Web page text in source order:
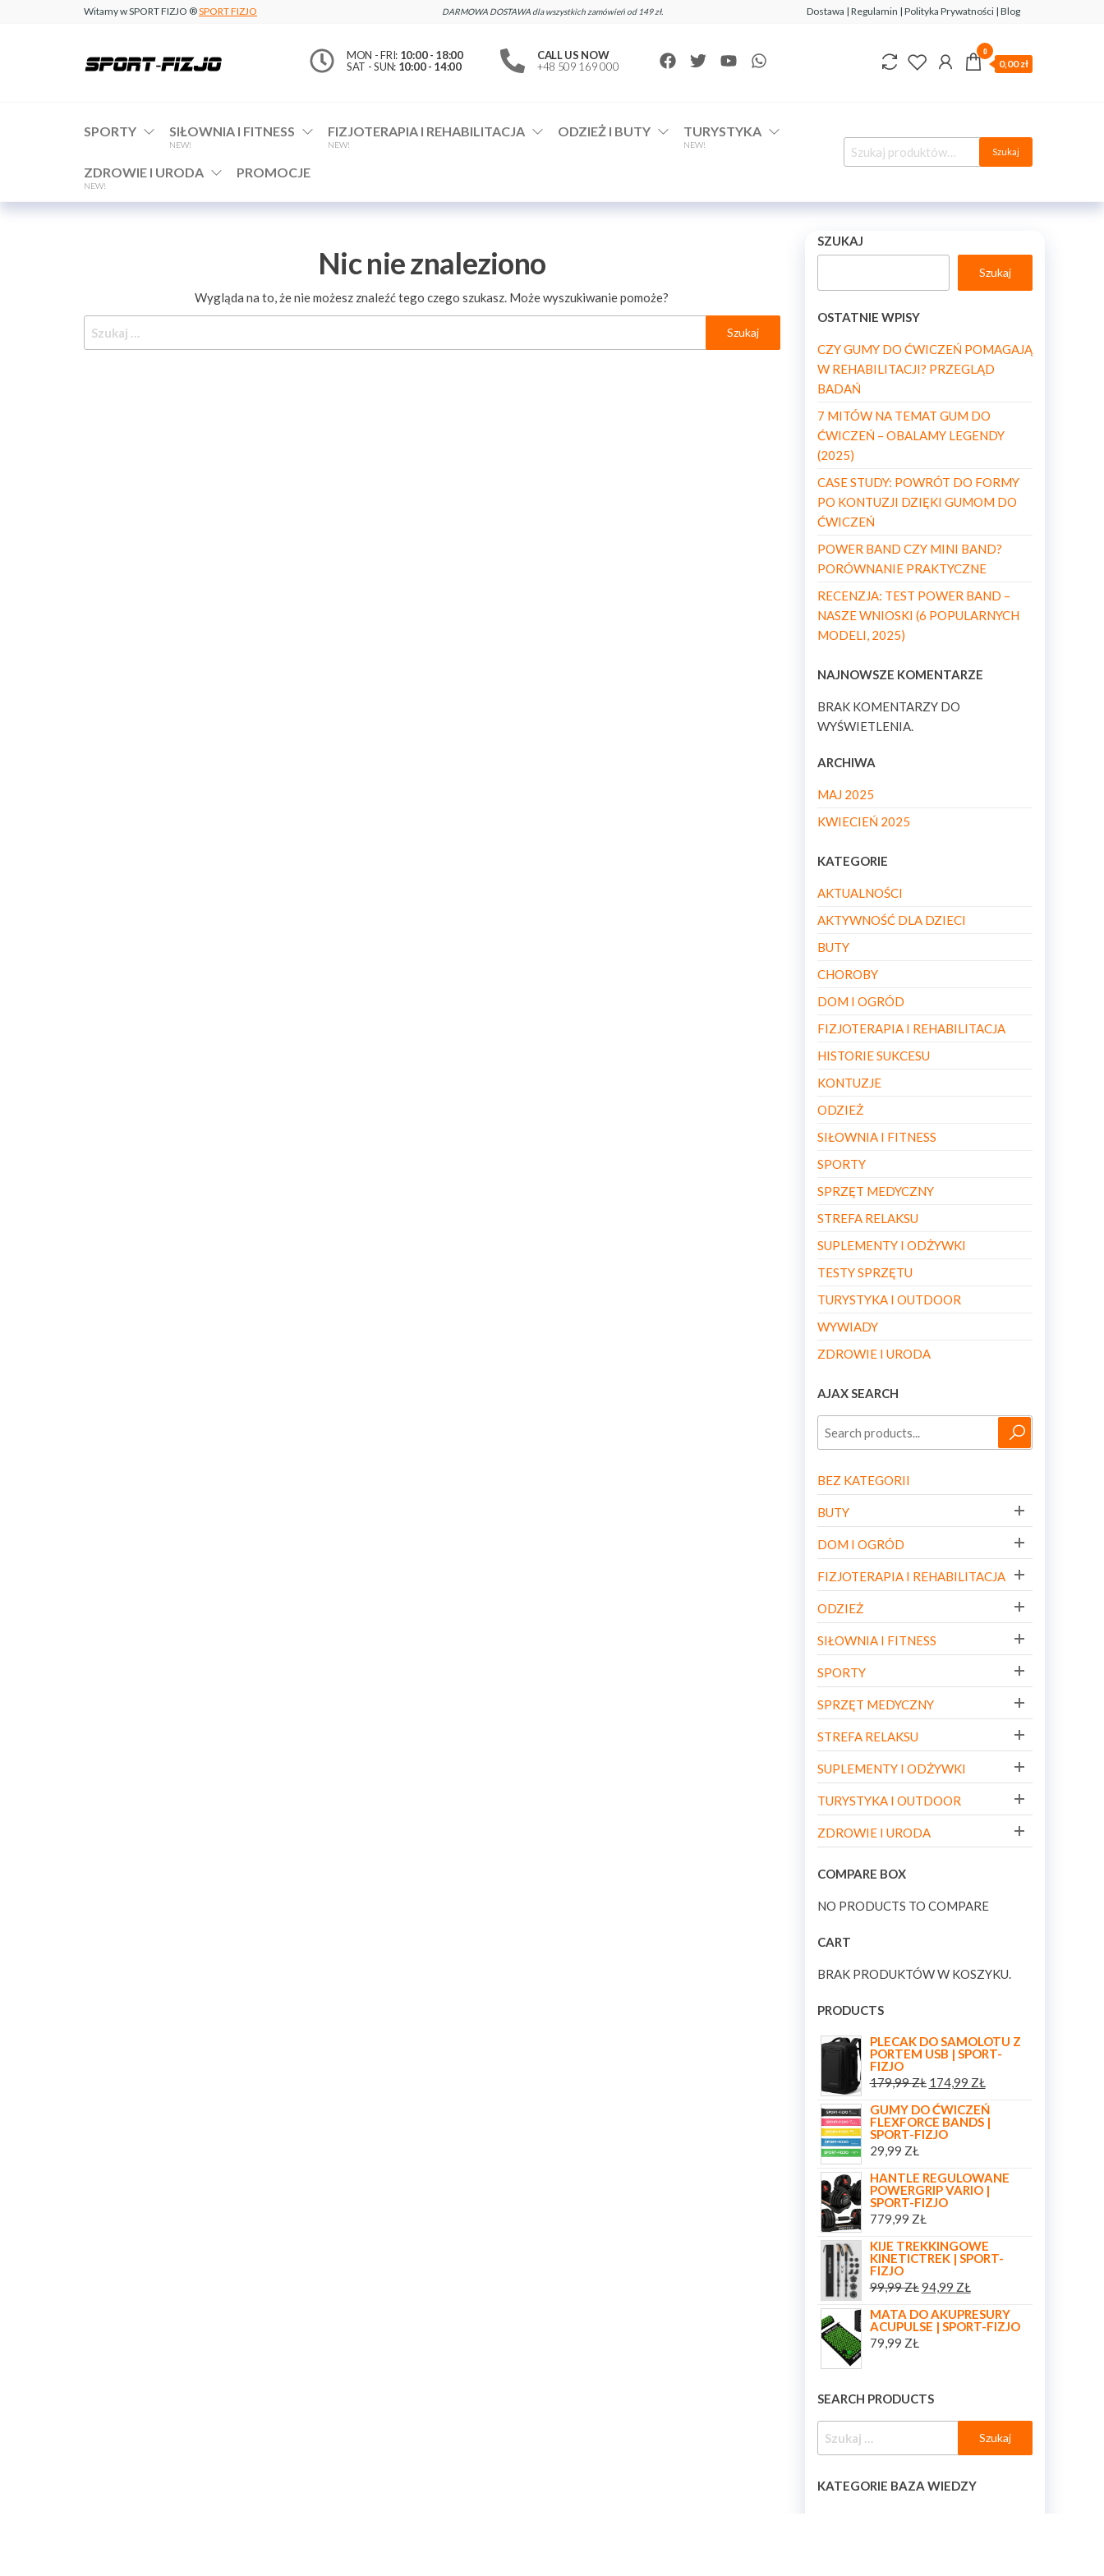
Witamy w SPORT FIZJO ®SPORT FIZJO DARMOWA DOSTAWA dla wszystkich zamówień od 149 zł. Dostawa | Regulamin | Polityka Prywatności | Blog
www.sport-
fizjo.com
MON - FRI: 10:00 - 18:00
SAT - SUN: 10:00 - 14:00
CALL US NOW
+48 509 169 000
0
0,00 zł
SPORTY SIŁOWNIA I FITNESS
NEW!
FIZJOTERAPIA I REHABILITACJA
NEW!
ODZIEŻ I BUTY TURYSTYKA
NEW!
ZDROWIE I URODA
NEW!
PROMOCJE
Szukaj
Nic nie znaleziono
Wygląda na to, że nie możesz znaleźć tego czego szukasz. Może wyszukiwanie pomoże?
SZUKAJ
Szukaj
OSTATNIE WPISY
CZY GUMY DO ĆWICZEŃ POMAGAJĄ
W REHABILITACJI? PRZEGLĄD
BADAŃ
7 MITÓW NA TEMAT GUM DO
ĆWICZEŃ – OBALAMY LEGENDY
(2025)
CASE STUDY: POWRÓT DO FORMY
PO KONTUZJI DZIĘKI GUMOM DO
ĆWICZEŃ
POWER BAND CZY MINI BAND?
PORÓWNANIE PRAKTYCZNE
RECENZJA: TEST POWER BAND –
NASZE WNIOSKI (6 POPULARNYCH
MODELI, 2025)
NAJNOWSZE KOMENTARZE
BRAK KOMENTARZY DO
WYŚWIETLENIA.
ARCHIWA
MAJ 2025
KWIECIEŃ 2025
KATEGORIE
AKTUALNOŚCI
AKTYWNOŚĆ DLA DZIECI
BUTY
CHOROBY
DOM I OGRÓD
FIZJOTERAPIA I REHABILITACJA
HISTORIE SUKCESU
KONTUZJE
ODZIEŻ
SIŁOWNIA I FITNESS
SPORTY
SPRZĘT MEDYCZNY
STREFA RELAKSU
SUPLEMENTY I ODŻYWKI
TESTY SPRZĘTU
TURYSTYKA I OUTDOOR
WYWIADY
ZDROWIE I URODA
AJAX SEARCH
BEZ KATEGORII
BUTY
DOM I OGRÓD
FIZJOTERAPIA I REHABILITACJA
ODZIEŻ
SIŁOWNIA I FITNESS
SPORTY
SPRZĘT MEDYCZNY
STREFA RELAKSU
SUPLEMENTY I ODŻYWKI
TURYSTYKA I OUTDOOR
ZDROWIE I URODA
COMPARE BOX
NO PRODUCTS TO COMPARE
CART
BRAK PRODUKTÓW W KOSZYKU.
PRODUCTS
PLECAK DO SAMOLOTU Z
PORTEM USB | SPORT-
FIZJO
179,99ZŁ 174,99 ZŁ
GUMY DO ĆWICZEŃ
FLEXFORCE BANDS |
SPORT-FIZJO
29,99 ZŁ
HANTLE REGULOWANE
POWERGRIP VARIO |
SPORT-FIZJO
779,99 ZŁ
KIJE TREKKINGOWE
KINETICTREK | SPORT-
FIZJO
99,99ZŁ94,99 ZŁ
MATA DO AKUPRESURY
ACUPULSE | SPORT-FIZJO
79,99 ZŁ
SEARCH PRODUCTS
KATEGORIE BAZA WIEDZY